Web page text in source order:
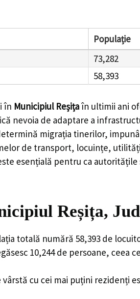
Populație
73,282
58,393
în Municipiul Reșițaîn ultimii ani
nevoia de adaptare a
migrația tinerilor,
de transport, locuințe,
esențială pentru ca
Reșița,
totală numără 58,393 de
10,244 de persoane,
cu cei mai puțini rezidenți